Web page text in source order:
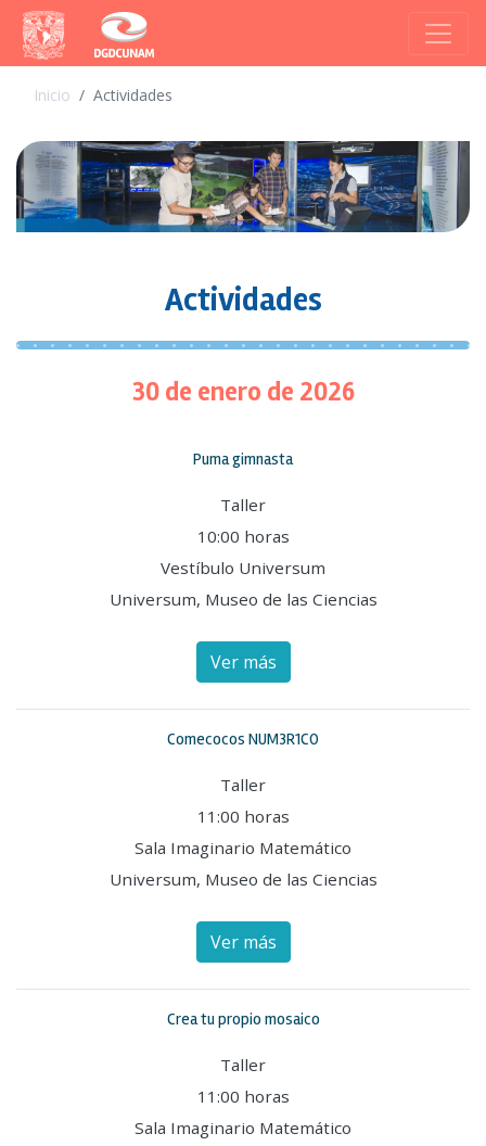
Inicio Actividades
Actividades
30 de enero de 2026
Puma gimnasta
Taller
10:00 horas
Vestíbulo Universum
Universum, Museo de las Ciencias
Ver más
Comecocos NUM3R1CO
Taller
11:00 horas
Sala Imaginario Matemático
Universum, Museo de las Ciencias
Ver más
Crea tu propio mosaico
Taller
11:00 horas
Sala Imaginario Matemático